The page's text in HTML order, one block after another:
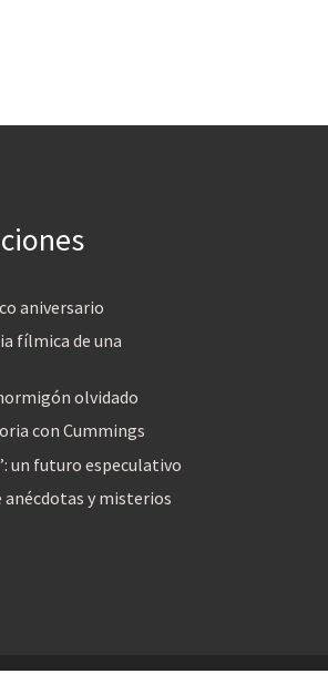
aniversario
fílmica de una
olvidado
con Cummings
un futuro especulativo
anécdotas y misterios